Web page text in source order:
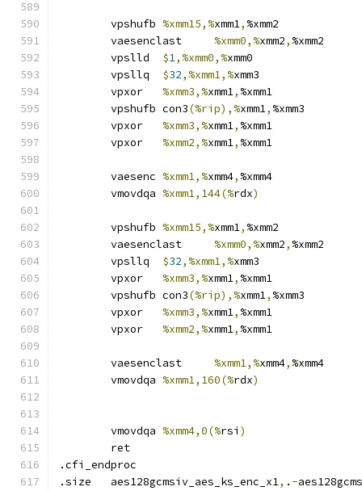
%xmm15,%xmm1, %xmm2
%xmm0,%xmm2, %xmm2
$1,%xmm0,%xmm0
$32,%xmm1,%xmm3
%xmm3,%xmm1, %xmm1
	vpshufb	con3
(%rip),%xmm1, %xmm3
%xmm3,%xmm1, %xmm1
%xmm2,%xmm1, %xmm1
%xmm1,%xmm4, %xmm4
%xmm1,144(%rdx)
%xmm15,%xmm1, %xmm2
%xmm0,%xmm2, %xmm2
$32,%xmm1,%xmm3
%xmm3,%xmm1, %xmm1
	vpshufb	con3
(%rip),%xmm1, %xmm3
%xmm3,%xmm1, %xmm1
%xmm2,%xmm1, %xmm1
%xmm1,%xmm4, %xmm4
%xmm1,160(%rdx)
%xmm4,0(%rsi )
	ret
.size	aes128gcmsiv_aes_ks_enc_x1, . -